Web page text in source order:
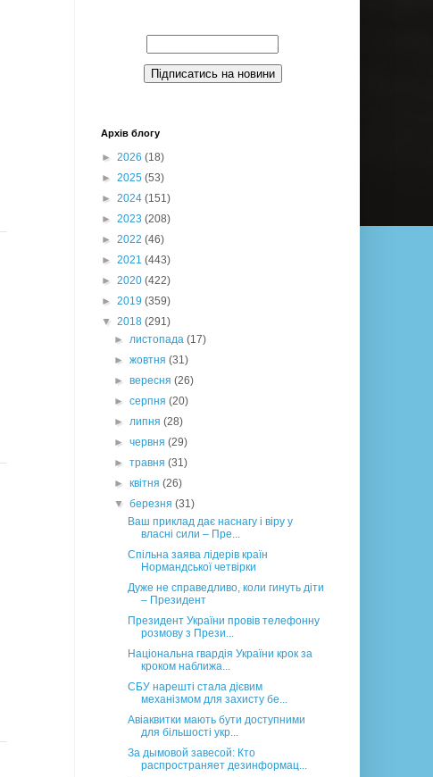
Архів блогу
► 2026 (18)
► 2025 (53)
► 2024 (151)
► 2023 (208)
► 2022 (46)
► 2021 (443)
► 2020 (422)
► 2019 (359)
▼ 2018 (291)
►листопада(17)
►жовтня(31)
►вересня(26)
►серпня(20)
►липня(28)
►червня(29)
►травня(31)
►квітня(26)
▼березня(31)
Ваш приклад дає наснагу і віру у
власні сили – Пре...
Спільна заява лідерів країн
Нормандської четвірки
Дуже не справедливо, коли гинуть діти
– Президент
Президент України провів телефонну
розмову з Прези...
Національна гвардія України крок за
кроком наближа...
СБУ нарешті стала дієвим
механізмом для захисту бе...
Авіаквитки мають бути доступними
для більшості укр...
За дымовой завесой: Кто
распространяет дезинформац...